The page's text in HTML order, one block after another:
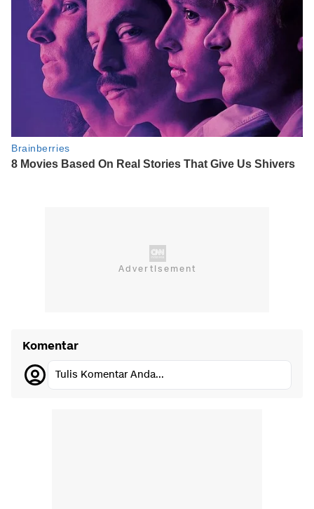
Komentar
Tulis Komentar Anda...